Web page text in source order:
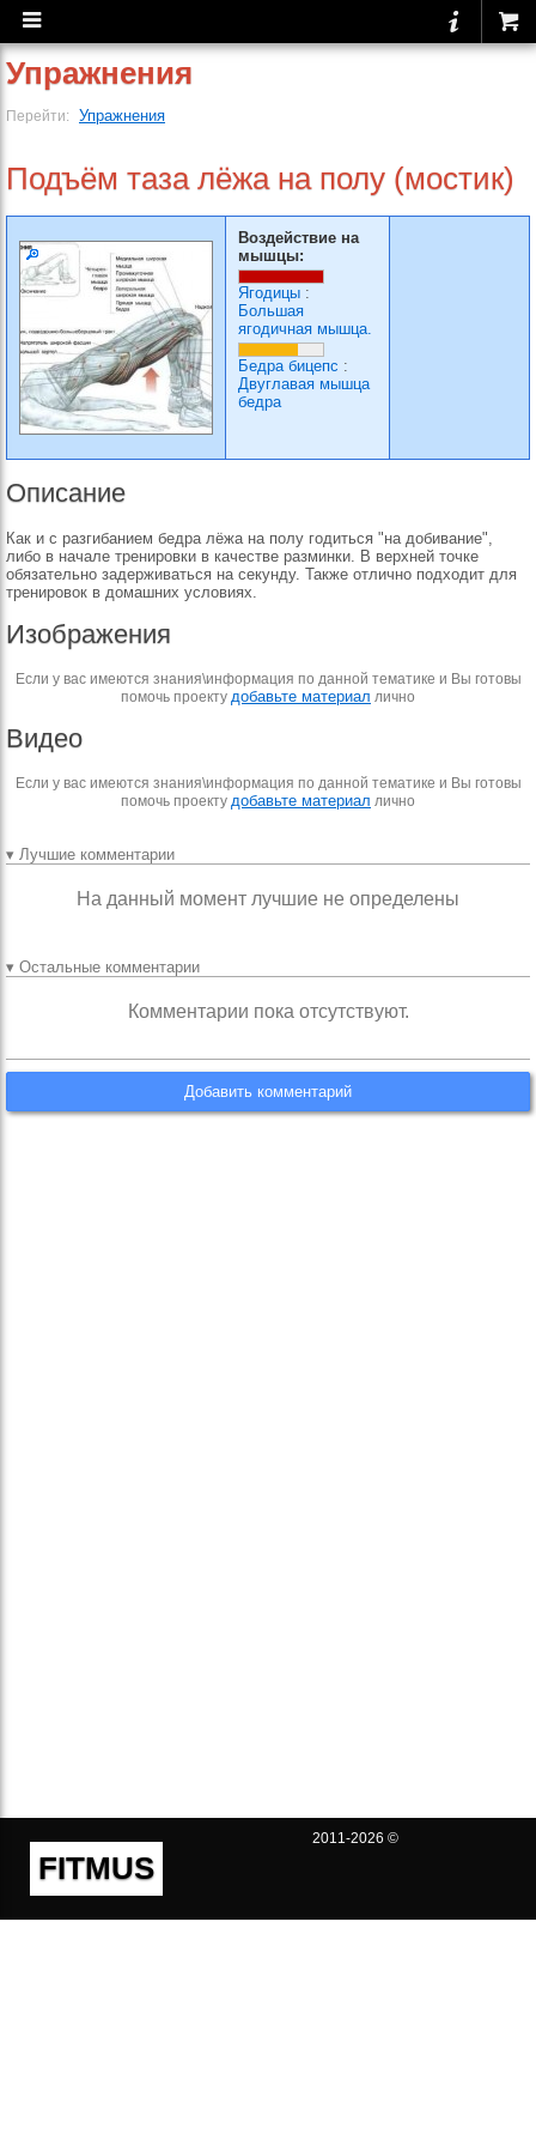
Упражнения
Перейти: Упражнения
Подъём таза лёжа на полу (мостик)
Воздействие на
мышцы:
Ягодицы :
Большая
ягодичная мышца.
Бедра бицепс :
Двуглавая мышца
бедра
Описание
Как и с разгибанием бедра лёжа на полу годиться "на добивание",
либо в начале тренировки в качестве разминки. В верхней точке
обязательно задерживаться на секунду. Также отлично подходит для
тренировок в домашних условиях.
Изображения
Если у вас имеются знания\информация по данной тематике и Вы готовы
помочь проекту добавьте материал лично
Видео
Если у вас имеются знания\информация по данной тематике и Вы готовы
помочь проекту добавьте материал лично
▾ Лучшие комментарии
На данный момент лучшие не определены
▾ Остальные комментарии
Комментарии пока отсутствуют.
Добавить комментарий
FITMUS
2011-2026 ©